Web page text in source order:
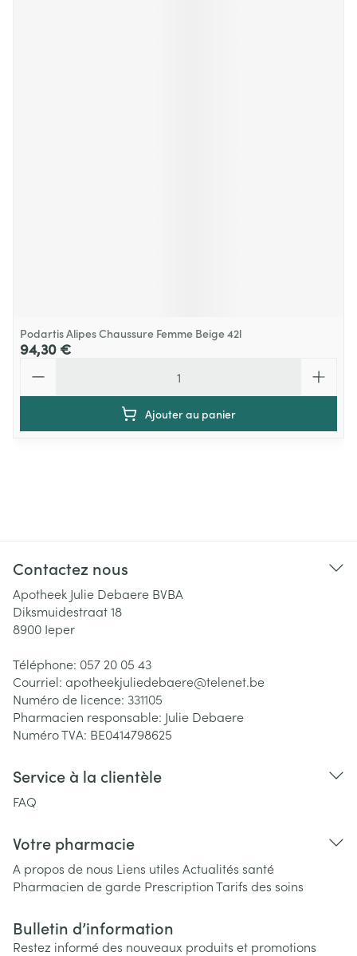
Podartis Alipes Chaussure Femme Beige 42l
94,30 €
Ajouter au panier
Contactez nous
Apotheek Julie Debaere BVBA
Diksmuidestraat 18
8900 Ieper
Téléphone: 057 20 05 43
Courriel: apotheekjuliedebaere@telenet.be
Numéro de licence: 331105
Pharmacien responsable: Julie Debaere
Numéro TVA: BE0414798625
Service à la clientèle
FAQ
Votre pharmacie
A propos de nous Liens utiles Actualités santé
Pharmacien de garde PrescriptionTarifs des soins
Bulletin d’information
Restez informé des nouveaux produits et promotions